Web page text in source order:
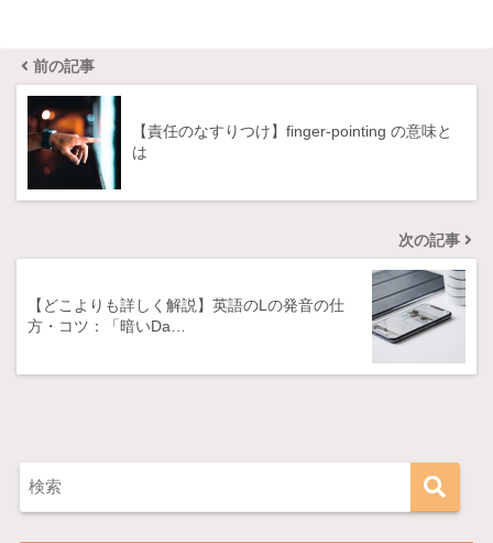
前の記事
【責任のなすりつけ】finger-pointing の意味と
は
次の記事
【どこよりも詳しく解説】英語のLの発音の仕
方・コツ：「暗いDa…